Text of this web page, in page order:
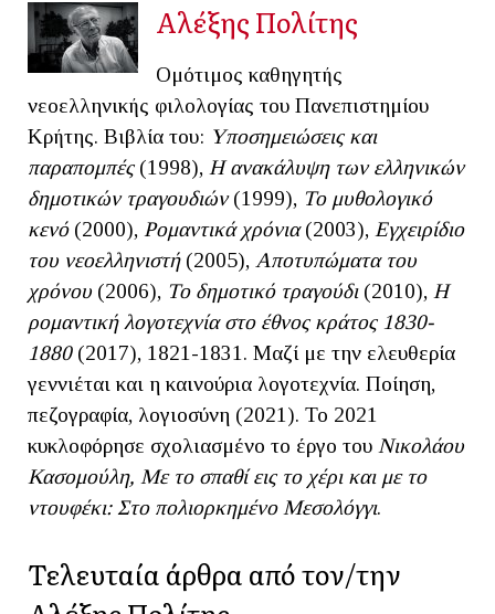
Αλέξης Πολίτης
Ομότιμος καθηγητής
νεοελληνικής φιλολογίας του Πανεπιστημίου
Κρήτης. Βιβλία του: Υποσημειώσεις και
παραπομπές(1998), Η ανακάλυψη των ελληνικών
δημοτικών τραγουδιών(1999), Το μυθολογικό
κενό(2000), Ρομαντικά χρόνια(2003), Εγχειρίδιο
του νεοελληνιστή(2005), Αποτυπώματα του
χρόνου (2006), Το δημοτικό τραγούδι(2010), Η
ρομαντική λογοτεχνία στο έθνος κράτος 1830-
1880(2017), 1821-1831. Μαζί με την ελευθερία
γεννιέται και η καινούρια λογοτεχνία. Ποίηση,
πεζογραφία, λογιοσύνη (2021). Το 2021
κυκλοφόρησε σχολιασμένο το έργο του Νικολάου
Κασομούλη, Με το σπαθί εις το χέρι και με το
ντουφέκι: Στο πολιορκημένο Μεσολόγγι.
Τελευταία άρθρα από τον/την